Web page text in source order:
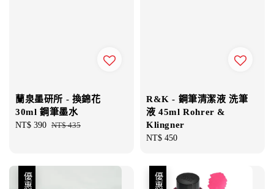
蘭泉墨研所 - 換錦花
30ml 鋼筆墨水
Sale
NT$ 390 Regular
NT$ 435
R&K - 鋼筆清潔液 洗筆
液 45ml Rohrer &
Klingner
Regular
NT$ 450
優惠 優惠